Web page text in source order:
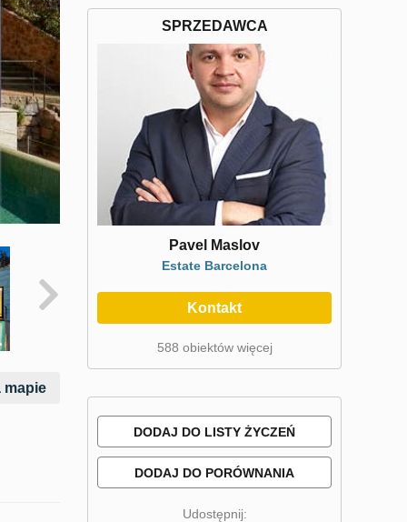
mapie
SPRZEDAWCA
Pavel Maslov
Estate Barcelona
Kontakt
588 obiektów więcej
DODAJ DO LISTY ŻYCZEŃ
DODAJ DO PORÓWNANIA
Udostępnij: